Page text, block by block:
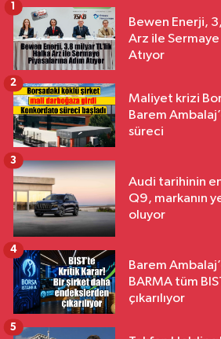
Bewen Enerji,
Arz ile Sermaye
Atıyor
1
Maliyet krizi
Barem
süreci
2
Audi tarihinin
Q9, markanın
oluyor
3
Barem
BARMA tüm
çıkarılıyor
4
5